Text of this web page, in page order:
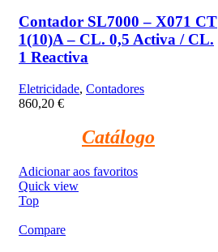
Contador SL7000 – X071 CT
1(10)A – CL. 0,5 Activa / CL.
1 Reactiva
Eletricidade, Contadores
860,20 €
Catálogo
Adicionar aos favoritos
Quick view
Top
Compare